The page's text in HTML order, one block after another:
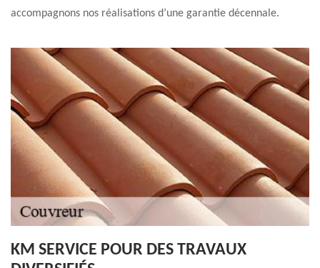
accompagnons nos réalisations d’une garantie décennale.
KM SERVICE POUR DES TRAVAUX